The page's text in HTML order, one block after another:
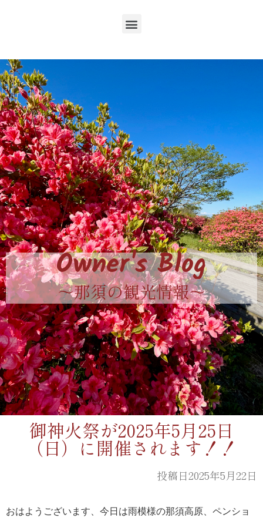
Owner's Blog
〜那須の観光情報〜
御神火祭が2025年5月25日
（日）に開催されます！！
投稿日2025年5月22日
おはようございます、今日は雨模様の那須高原、ペンショ